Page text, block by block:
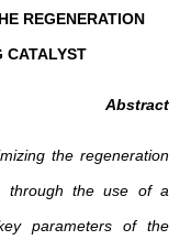
REGENERATION
CATALYST
Abstract
the regeneration
through the use of a
parameters of the